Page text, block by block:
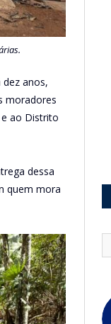
anos,
moradores
ao Distrito
dessa
quem mora